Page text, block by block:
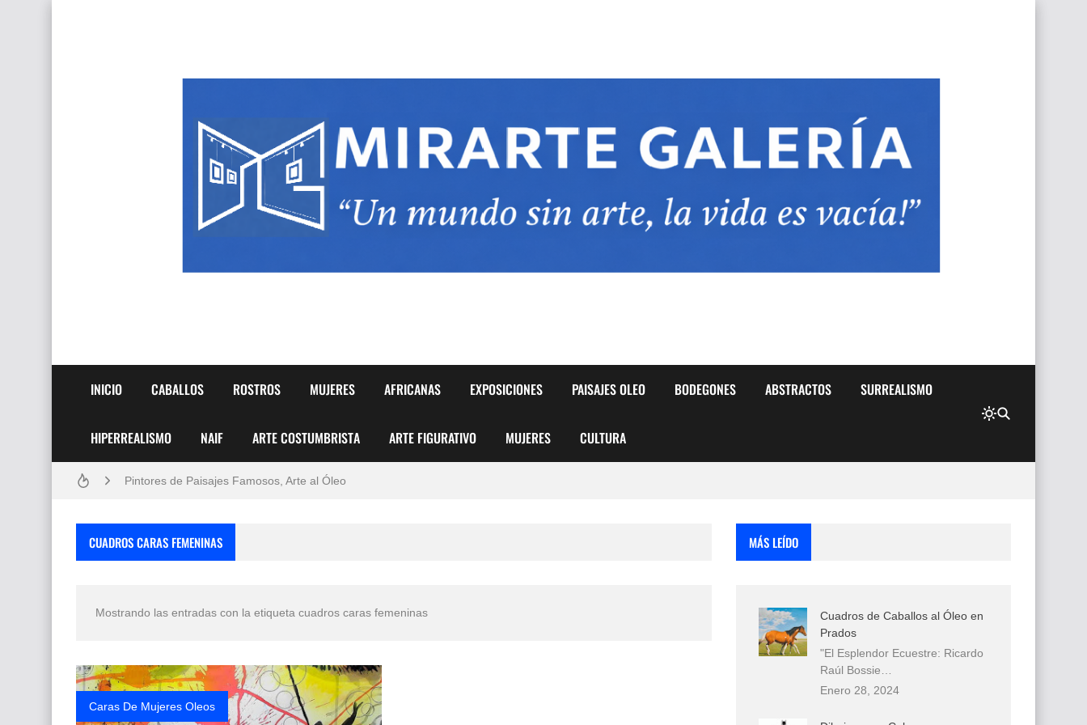
INICIO CABALLOS ROSTROS MUJERES AFRICANAS EXPOSICIONES PAISAJES OLEO BODEGONES ABSTRACTOS SURREALISMO
HIPERREALISMO NAIF ARTE COSTUMBRISTA ARTE FIGURATIVO MUJERES CULTURA
Frutas y Flores Para Colorear Imágenes
Pintores de Paisajes Famosos, Arte al Óleo
Rostros Bellos, La Perfección del Dibujo A Lápiz, Biryulina Vita
Fotos Artísticas de las Actrices de Hollywood Más Bellas del Mundo
CUADROS CARAS FEMENINAS
Mostrando las entradas con la etiqueta cuadros caras femeninas
Caras De Mujeres Oleos
MÁS LEÍDO
Cuadros de Caballos al Óleo en
Prados
"El Esplendor Ecuestre: Ricardo
Raúl Bossie…
Enero 28, 2024